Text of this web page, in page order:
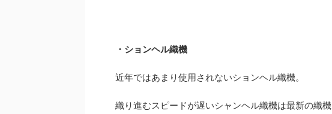
・ションヘル織機
近年ではあまり使用されないションヘル織機。
織り進むスピードが遅いシャンヘル織機は最新の織